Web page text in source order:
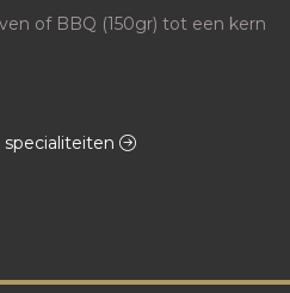
of BBQ (150gr) tot een kern